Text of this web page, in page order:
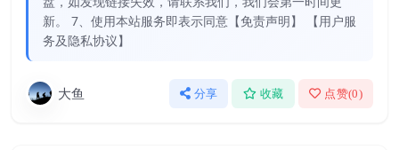
新。 7、使用本站服务即表示同意【免责声明】 【用户服
务及隐私协议】
大鱼 分享 收藏 点赞(0)